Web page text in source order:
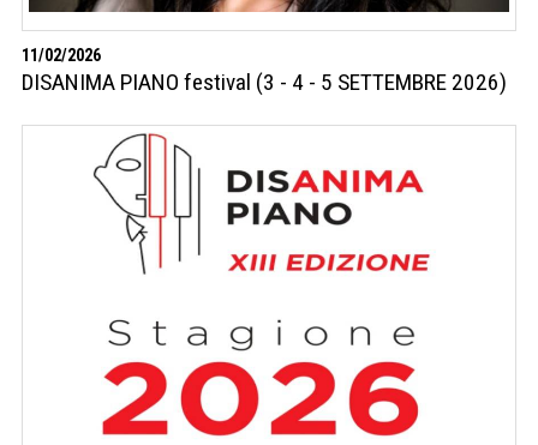
11/02/2026
DISANIMA PIANO festival (3 - 4 - 5 SETTEMBRE 2026)